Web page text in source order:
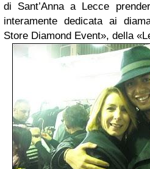
di Sant’Anna a Lecce
interamente dedicata ai
Store Diamond Event», della